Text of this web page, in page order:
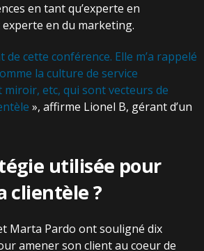
en tant qu’experte en
en du marketing.
de cette conférence. Elle m’a rappelé
la culture de service
miroir, etc, qui sont vecteurs de
», affirme Lionel B, gérant d’un
utilisée pour
clientèle ?
Marta Pardo ont souligné dix
amener son client au coeur de